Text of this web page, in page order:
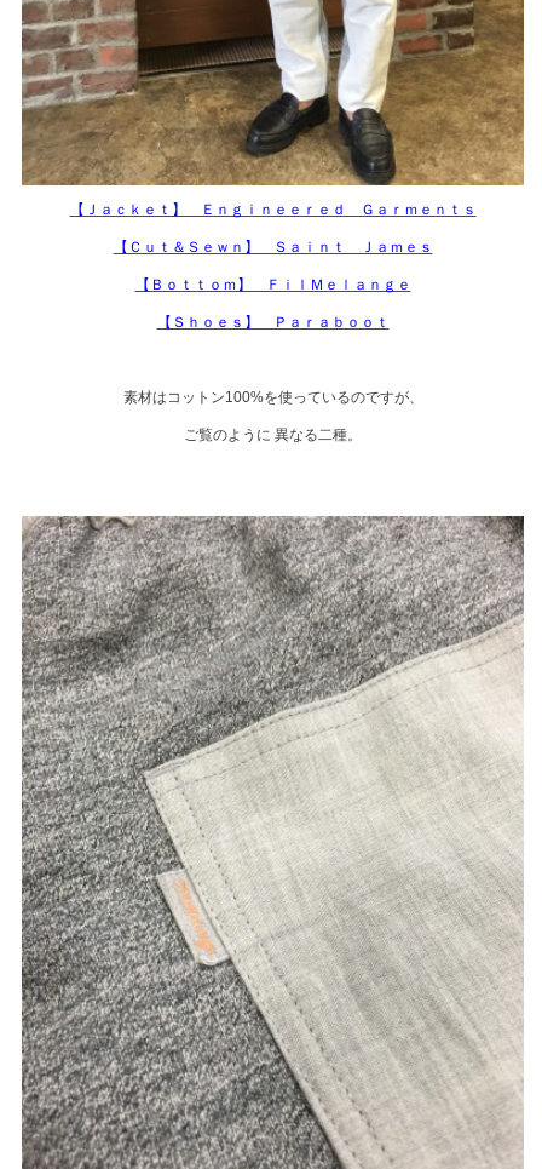
【Ｊａｃｋｅｔ】 Ｅｎｇｉｎｅｅｒｅｄ Ｇａｒｍｅｎｔｓ
【Ｃｕｔ＆Ｓｅｗｎ】 Ｓａｉｎｔ Ｊａｍｅｓ
【Ｂｏｔｔｏｍ】 ＦｉｌＭｅｌａｎｇｅ
【Ｓｈｏｅｓ】 Ｐａｒａｂｏｏｔ
素材はコットン100%を使っているのですが、
ご覧のように 異なる二種。